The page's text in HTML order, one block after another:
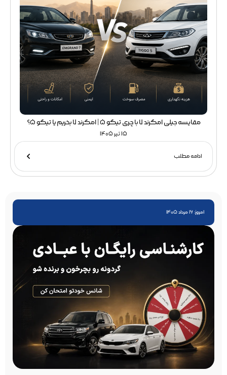
مقایسه جیلی امگرند 7 با چری تیگو 5 | امگرند 7 بخریم یا تیگو 5؟
15 تیر 1405
ادامه مطلب
امروز: 16 مرداد 1405